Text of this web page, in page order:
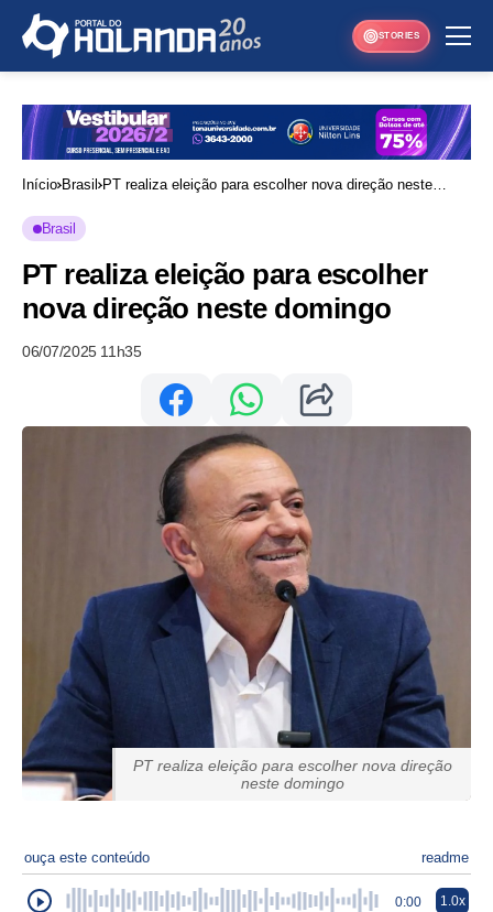
STORIES
Início Brasil
PT realiza eleição para escolher nova direção neste
Brasil
PT realiza eleição para escolher
nova direção neste domingo
06/07/2025 11h35
PT realiza eleição para escolher nova direção
neste domingo
ouça este conteúdo readme
0:00 1.0x